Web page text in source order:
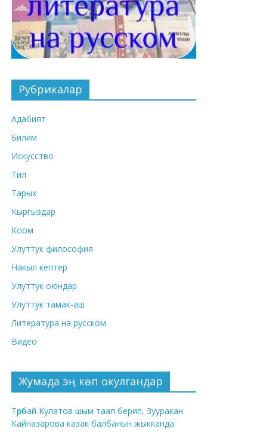
Рубрикалар
Адабият
Билим
Искусство
Тил
Тарых
Кыргыздар
Коом
Улуттук философия
Накыл кептер
Улуттук оюндар
Улуттук тамак-аш
Литература на русском
Видео
Жумада эң көп окулгандар
Төрөбай Кулатов шым таап берип, Зууракан
Кайназарова казак балбанын жыкканда